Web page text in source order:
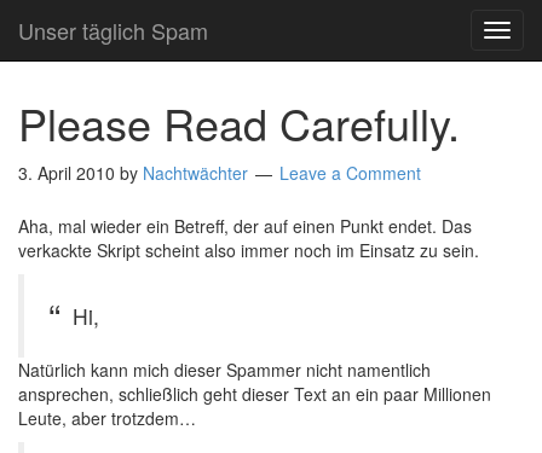
Unser täglich Spam
Please Read Carefully.
3. April 2010 by Nachtwächter Leave a Comment
Aha, mal wieder ein Betreff, der auf einen Punkt endet. Das
verkackte Skript scheint also immer noch im Einsatz zu sein.
Hi,
Natürlich kann mich dieser Spammer nicht namentlich
ansprechen, schließlich geht dieser Text an ein paar Millionen
Leute, aber trotzdem…